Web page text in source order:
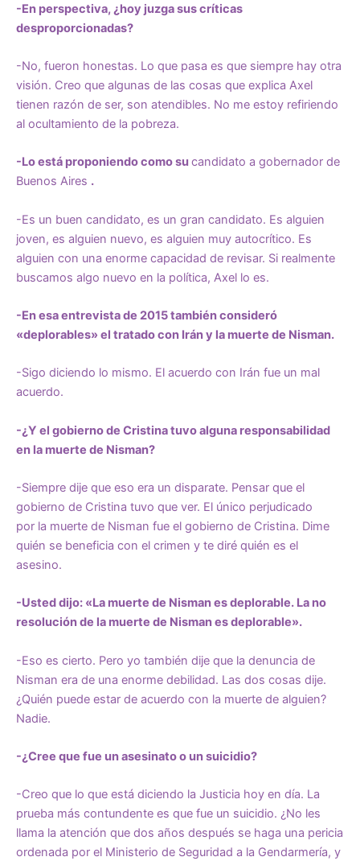
-En perspectiva, ¿hoy juzga sus críticas
desproporcionadas?
-No, fueron honestas. Lo que pasa es que siempre hay otra
visión. Creo que algunas de las cosas que explica Axel
tienen razón de ser, son atendibles. No me estoy refiriendo
al ocultamiento de la pobreza.
-Lo está proponiendo como sucandidato a gobernador de
Buenos Aires .
-Es un buen candidato, es un gran candidato. Es alguien
joven, es alguien nuevo, es alguien muy autocrítico. Es
alguien con una enorme capacidad de revisar. Si realmente
buscamos algo nuevo en la política, Axel lo es.
-En esa entrevista de 2015 también consideró
«deplorables» el tratado con Irán y la muerte de Nisman.
-Sigo diciendo lo mismo. El acuerdo con Irán fue un mal
acuerdo.
-¿Y el gobierno de Cristina tuvo alguna responsabilidad
en la muerte de Nisman?
-Siempre dije que eso era un disparate. Pensar que el
gobierno de Cristina tuvo que ver. El único perjudicado
por la muerte de Nisman fue el gobierno de Cristina. Dime
quién se beneficia con el crimen y te diré quién es el
asesino.
-Usted dijo: «La muerte de Nisman es deplorable. La no
resolución de la muerte de Nisman es deplorable».
-Eso es cierto. Pero yo también dije que la denuncia de
Nisman era de una enorme debilidad. Las dos cosas dije.
¿Quién puede estar de acuerdo con la muerte de alguien?
Nadie.
-¿Cree que fue un asesinato o un suicidio?
-Creo que lo que está diciendo la Justicia hoy en día. La
prueba más contundente es que fue un suicidio. ¿No les
llama la atención que dos años después se haga una pericia
ordenada por el Ministerio de Seguridad a la Gendarmería, y